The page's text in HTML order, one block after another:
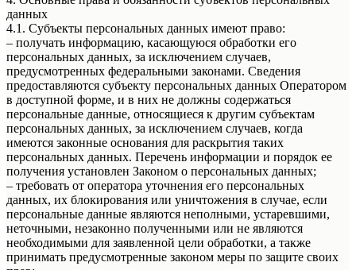
данных
4.1. Субъекты персональных данных имеют право:
– получать информацию, касающуюся обработки его
персональных данных, за исключением случаев,
предусмотренных федеральными законами. Сведения
предоставляются субъекту персональных данных Оператором
в доступной форме, и в них не должны содержаться
персональные данные, относящиеся к другим субъектам
персональных данных, за исключением случаев, когда
имеются законные основания для раскрытия таких
персональных данных. Перечень информации и порядок ее
получения установлен Законом о персональных данных;
– требовать от оператора уточнения его персональных
данных, их блокирования или уничтожения в случае, если
персональные данные являются неполными, устаревшими,
неточными, незаконно полученными или не являются
необходимыми для заявленной цели обработки, а также
принимать предусмотренные законом меры по защите своих